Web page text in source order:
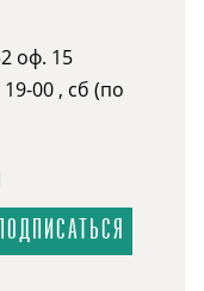
оф. 15
00 , сб (по
ПОДПИСАТЬСЯ